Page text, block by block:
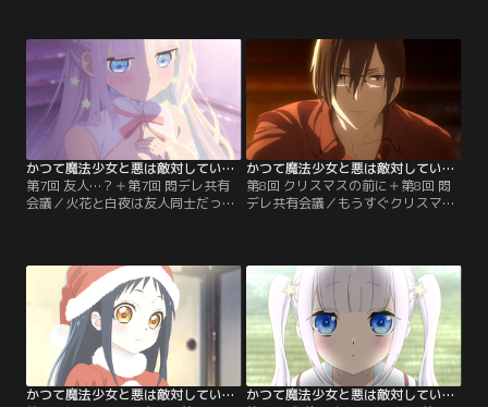
戦闘員に呼び出される。地下牢にい
たのは、両手両足を拘束された白夜
だった。戦闘員たちの目がある中、
ミラは不適に笑う。「これから陰惨
にして残忍な尋問を始める--」
い（鳥）は「真の魔法少女」と評す
る。ある日、傷だらけで悪と戦う火
花の前に、ミラが立ちふさが
り……。
かつて魔法少女と悪は敵対していた。 第07話＋第7回 悶デレ共有会議
第7回 友人…？＋第7回 悶デレ共有
会議／火花と白夜は友人同士だっ
格を言い渡された白夜は、あっさり
承諾するも、もちろん出来れば辞め
たくはない。せめて理由を聞かせて
ほしいと頼むと、御使い（鳥）はと
んでもない理由を口にした！
かつて魔法少女と悪は敵対していた。 第08話＋第8回 悶デレ共有会議
第8回 クリスマスの前に＋第8回 悶
デレ共有会議／もうすぐクリスマ
興奮を覚える痴女がひとり……。一
方、白夜と御使い（猫）は、クリス
マス感あふれる商店街で火花たちに
遭遇し……。
かつて魔法少女と悪は敵対していた。 第09話＋第9回 悶デレ共有会議
かつて魔法少女と悪は敵対していた。 第10話＋第10回 悶デレ共有会議